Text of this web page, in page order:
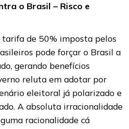
o Brasil – Risco e
tarifa de 50% imposta pelos
pode forçar o Brasil a
gerando benefícios
reluta em adotar por
eleitoral já polarizado e
A absoluta irracionalidade
racionalidade cá